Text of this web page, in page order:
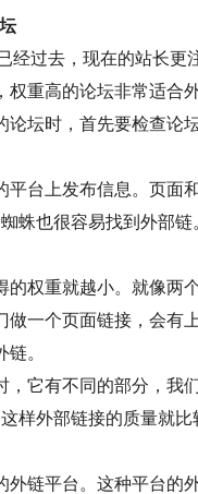
经过去，现在的站长更
重高的论坛非常适合
论坛时，首先要检查论
平台上发布信息。页面
蛛也很容易找到外部链
的权重就越小。就像两
做一个页面链接，会有
。
，它有不同的部分，我
样外部链接的质量就比
外链平台。这种平台的